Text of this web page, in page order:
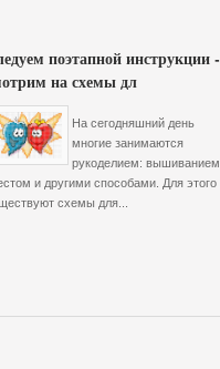
поэтапной инструкции -
на схемы дл
На сегодняшний день
многие занимаются
рукоделием: вышиванием
и другими способами. Для этого
схемы для...